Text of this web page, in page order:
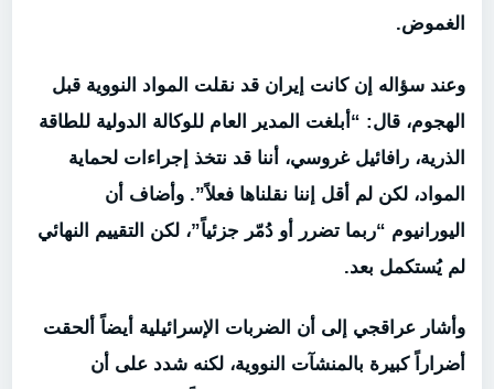
الغموض.
وعند سؤاله إن كانت إيران قد نقلت المواد النووية قبل
الهجوم، قال: “أبلغت المدير العام للوكالة الدولية للطاقة
الذرية، رافائيل غروسي، أننا قد نتخذ إجراءات لحماية
المواد، لكن لم أقل إننا نقلناها فعلاً”. وأضاف أن
اليورانيوم “ربما تضرر أو دُمّر جزئياً”، لكن التقييم النهائي
لم يُستكمل بعد.
وأشار عراقجي إلى أن الضربات الإسرائيلية أيضاً ألحقت
أضراراً كبيرة بالمنشآت النووية، لكنه شدد على أن